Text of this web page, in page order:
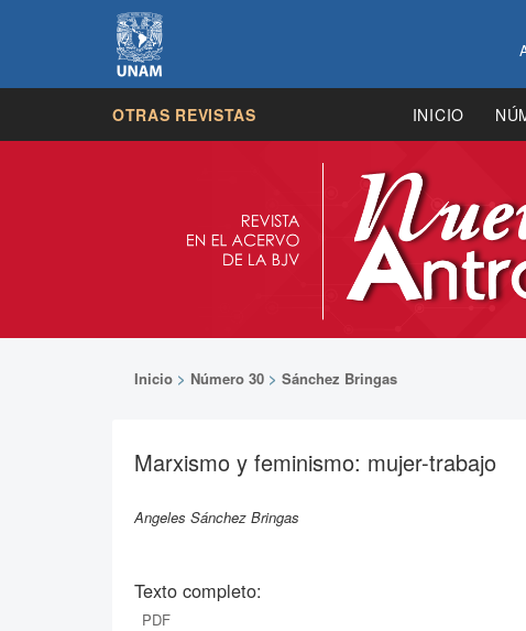
OTRAS REVISTAS INICIO
Inicio > Número 30 > Sánchez Bringas
Marxismo y feminismo: mujer-trabajo
Angeles Sánchez Bringas
Texto completo:
PDF